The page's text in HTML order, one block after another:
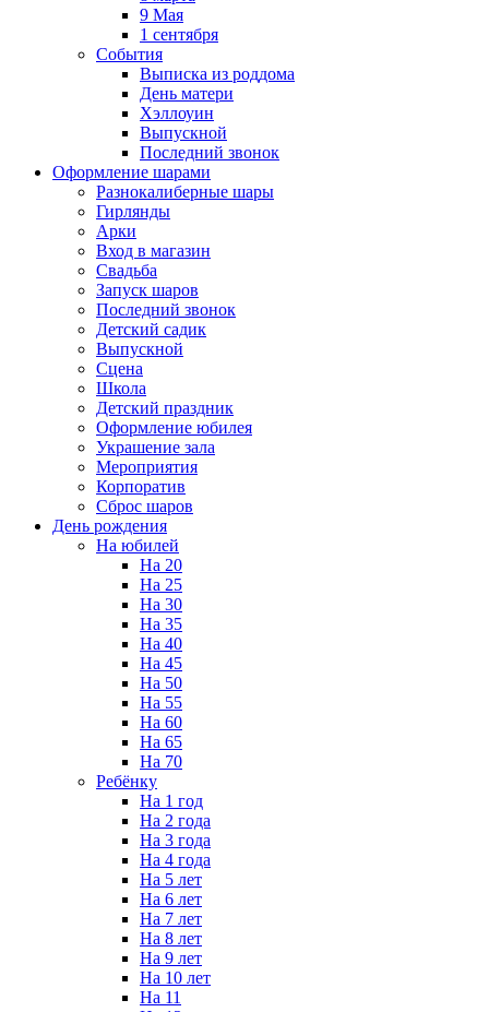
9 Мая
1 сентября
События
Выписка из роддома
День матери
Хэллоуин
Выпускной
Последний звонок
Оформление шарами
Разнокалиберные шары
Гирлянды
Арки
Вход в магазин
Свадьба
Запуск шаров
Последний звонок
Детский садик
Выпускной
Сцена
Школа
Детский праздник
Оформление юбилея
Украшение зала
Мероприятия
Корпоратив
Сброс шаров
День рождения
На юбилей
На 20
На 25
На 30
На 35
На 40
На 45
На 50
На 55
На 60
На 65
На 70
Ребёнку
На 1 год
На 2 года
На 3 года
На 4 года
На 5 лет
На 6 лет
На 7 лет
На 8 лет
На 9 лет
На 10 лет
На 11